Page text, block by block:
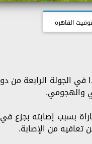
القاهرة
الجولة الرابعة من
والهجومي.
بسبب إصابته بجزع
من الإصابة.